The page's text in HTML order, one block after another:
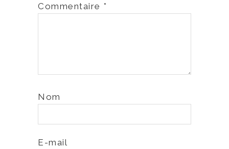
Commentaire *
Nom
E-mail